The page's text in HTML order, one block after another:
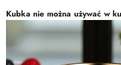
Kubka nie można używać w